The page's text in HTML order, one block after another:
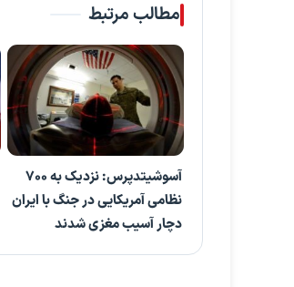
مطالب مرتبط
آسوشیتدپرس: نزدیک به ۷۰۰
نظامی آمریکایی در جنگ با ایران
دچار آسیب مغزی شدند